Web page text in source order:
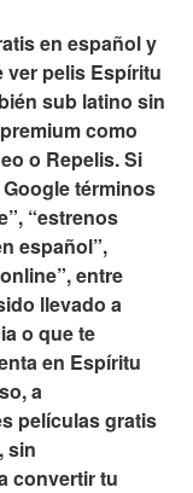
en español y
ver pelis Espíritu
sub latino sin
como
o Repelis. Si
términos
“estrenos
español”,
entre
llevado a
o que te
en Espíritu
a
películas gratis
sin
convertir tu